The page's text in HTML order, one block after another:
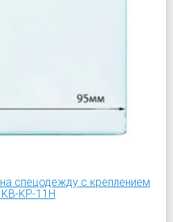
спецодежду с креплением
KP-11H